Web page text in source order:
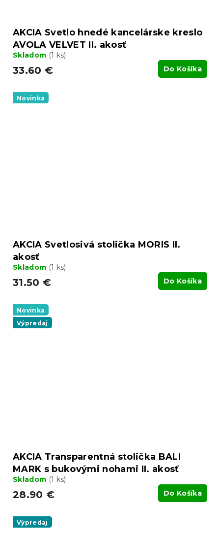
AKCIA Svetlo hnedé kancelárske kreslo
AVOLA VELVET II. akosť
Skladom (1 ks)
33.60 € Do Košíka
Novinka
AKCIA Svetlosivá stolička MORIS II.
akosť
Skladom (1 ks)
31.50 € Do Košíka
Novinka
Výpredaj
AKCIA Transparentná stolička BALI
MARK s bukovými nohami II. akosť
Skladom (1 ks)
28.90 € Do Košíka
Výpredaj